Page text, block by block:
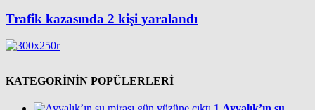
Trafik kazasında 2 kişi yaralandı
KATEGORİNİN POPÜLERLERİ